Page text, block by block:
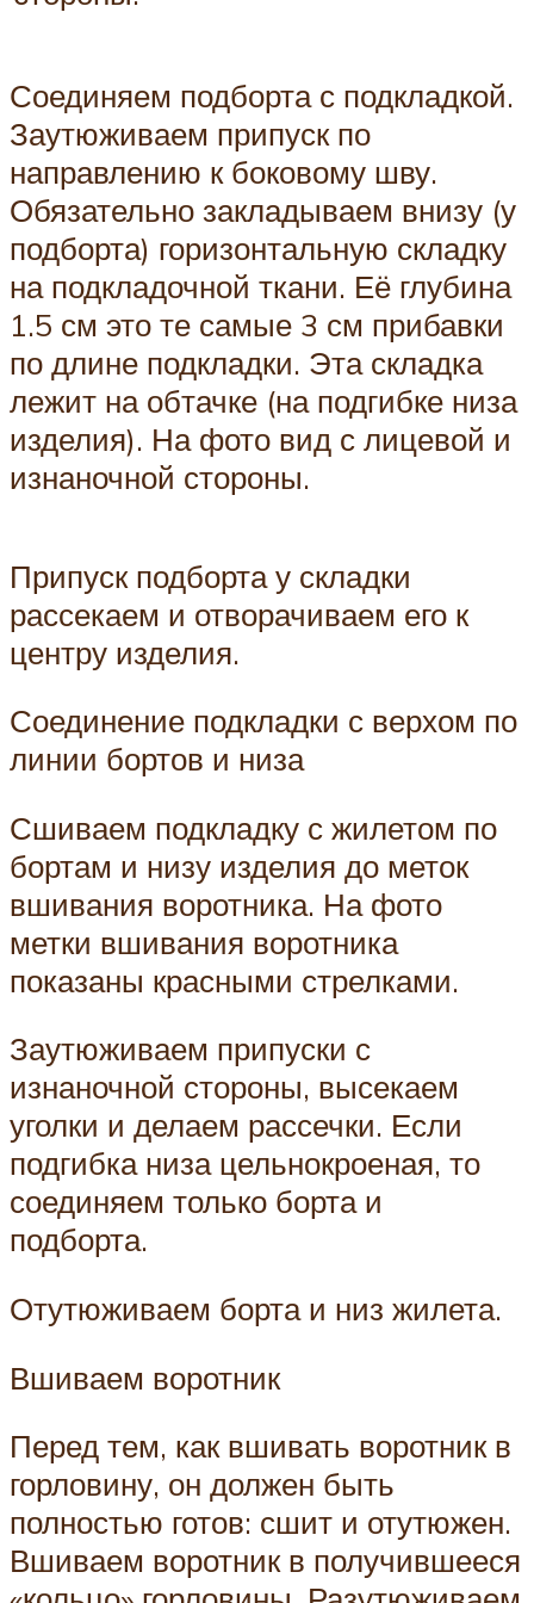
Соединяем подборта с подкладкой.
Заутюживаем припуск по
направлению к боковому шву.
Обязательно закладываем внизу (у
подборта) горизонтальную складку
на подкладочной ткани. Её глубина
1.5 см это те самые 3 см прибавки
по длине подкладки. Эта складка
лежит на обтачке (на подгибке низа
изделия). На фото вид с лицевой и
изнаночной стороны.
Припуск подборта у складки
рассекаем и отворачиваем его к
центру изделия.
Соединение подкладки с верхом по
линии бортов и низа
Сшиваем подкладку с жилетом по
бортам и низу изделия до меток
вшивания воротника. На фото
метки вшивания воротника
показаны красными стрелками.
Заутюживаем припуски с
изнаночной стороны, высекаем
уголки и делаем рассечки. Если
подгибка низа цельнокроеная, то
соединяем только борта и
подборта.
Отутюживаем борта и низ жилета.
Вшиваем воротник
Перед тем, как вшивать воротник в
горловину, он должен быть
полностью готов: сшит и отутюжен.
Вшиваем воротник в получившееся